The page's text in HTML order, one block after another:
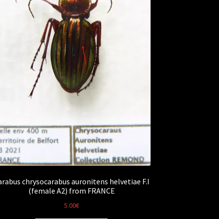
chrysocarabus auronitens helvetiae F.I
(female A2) from FRANCE
5.00€